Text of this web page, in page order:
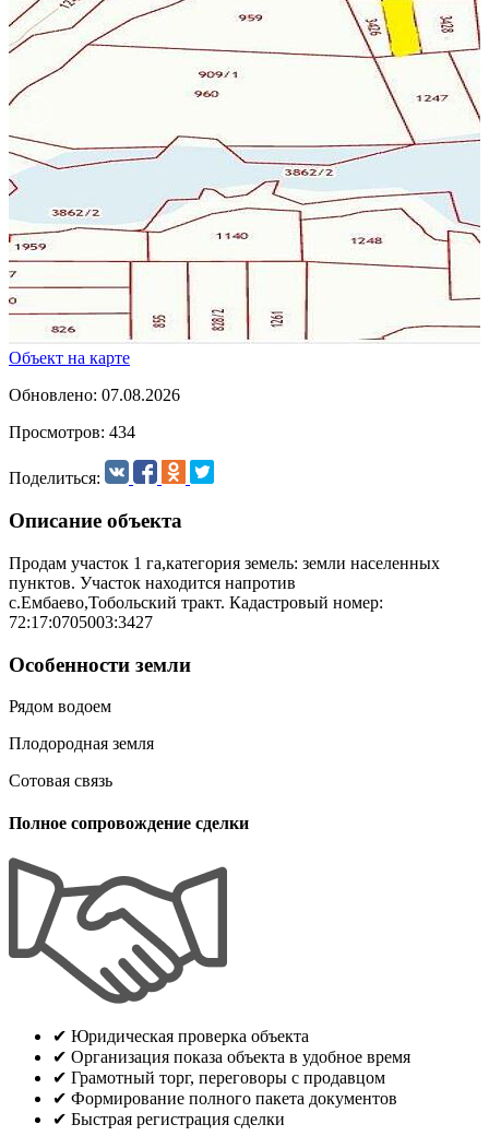
Объект на карте
Обновлено: 07.08.2026
Просмотров: 434
Поделиться:
Описание объекта
Продам участок 1 га,категория земель: земли населенных
пунктов. Участок находится напротив
с.Ембаево,Тобольский тракт. Кадастровый номер:
72:17:0705003:3427
Особенности земли
Рядом водоем
Плодородная земля
Сотовая связь
Полное сопровождение сделки
✔ Юридическая проверка объекта
✔ Организация показа объекта в удобное время
✔ Грамотный торг, переговоры с продавцом
✔ Формирование полного пакета документов
✔ Быстрая регистрация сделки